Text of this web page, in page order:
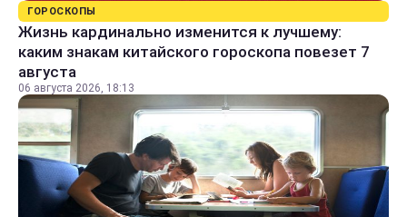
ГОРОСКОПЫ
Жизнь кардинально изменится к лучшему:
каким знакам китайского гороскопа повезет 7
августа
06 августа 2026, 18:13